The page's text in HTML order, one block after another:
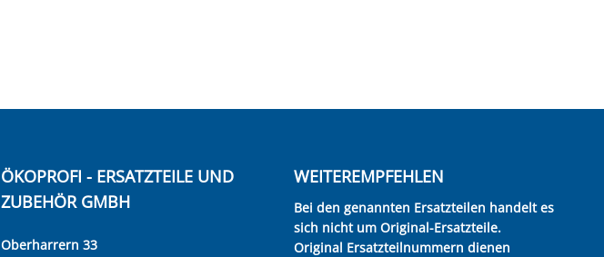
ÖKOPROFI - ERSATZTEILE UND
ZUBEHÖR GMBH
Oberharrern 33
WEITEREMPFEHLEN
Bei den genannten Ersatzteilen handelt es
sich nicht um Original-Ersatzteile.
Original Ersatzteilnummern dienen